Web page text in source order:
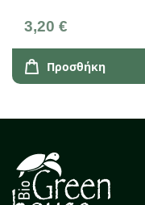
3,20 €
Προσθήκη